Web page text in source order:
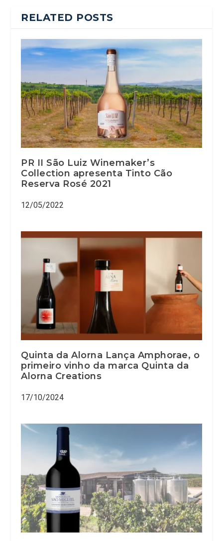
RELATED POSTS
PR II São Luiz Winemaker’s
Collection apresenta Tinto Cão
Reserva Rosé 2021
12/05/2022
Quinta da Alorna Lança Amphorae, o
primeiro vinho da marca Quinta da
Alorna Creations
17/10/2024